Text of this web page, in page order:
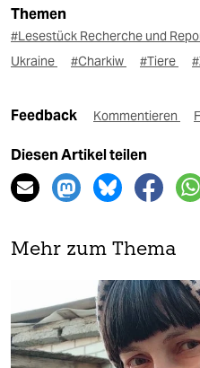
Themen
#Lesestück Recherche und
Ukraine
#Charkiw #Tiere
Feedback Kommentieren
Diesen Artikel teilen
Mehr zum Thema